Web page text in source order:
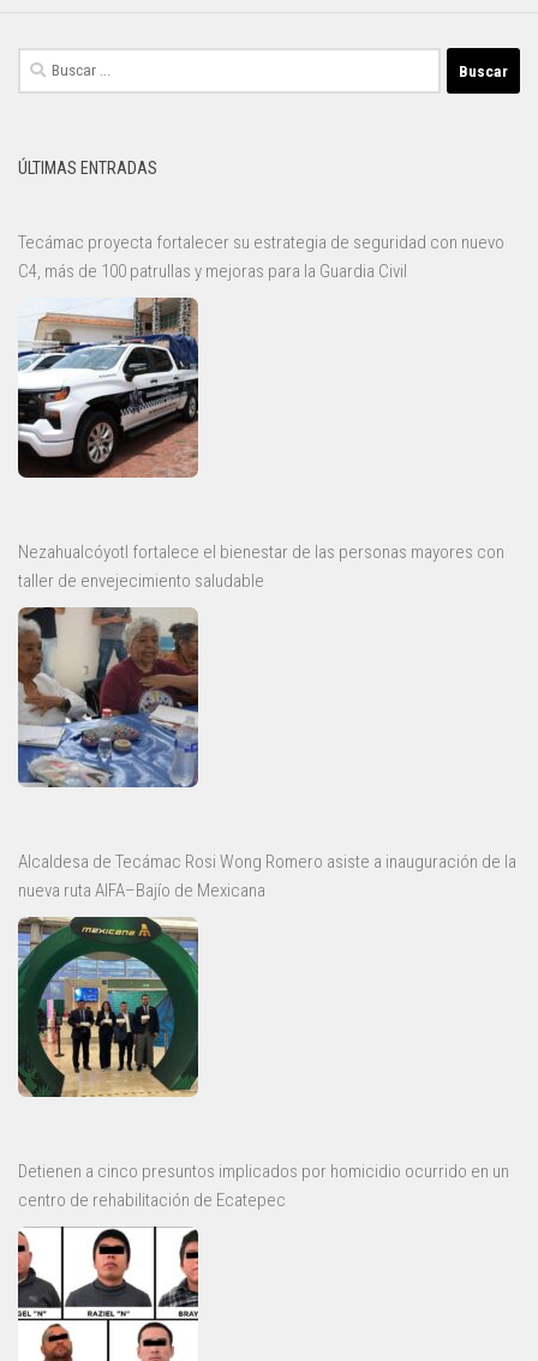
Buscar:
ÚLTIMAS ENTRADAS
Tecámac proyecta fortalecer su estrategia de seguridad con nuevo
C4, más de 100 patrullas y mejoras para la Guardia Civil
Nezahualcóyotl fortalece el bienestar de las personas mayores con
taller de envejecimiento saludable
Alcaldesa de Tecámac Rosi Wong Romero asiste a inauguración de la
nueva ruta AIFA–Bajío de Mexicana
Detienen a cinco presuntos implicados por homicidio ocurrido en un
centro de rehabilitación de Ecatepec